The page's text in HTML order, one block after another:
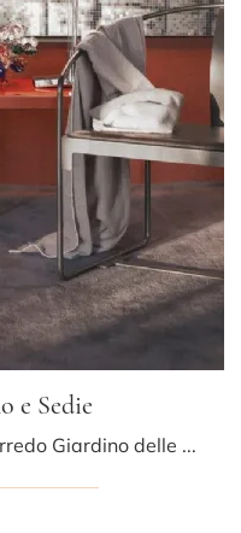
e Sedie
tavolini da giardino e set di Arredo Giardino delle migliori marche: scopri di più sul modello Mingx Tavolino e Sedie di Driade, clicca subito!